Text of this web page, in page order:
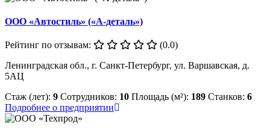
ООО «Автостиль» («А-деталь»)
Рейтинг по отзывам:
(0.0)
Ленинградская обл., г. Санкт-Петербург, ул. Варшавская, д.
5АЦ
Стаж (лет): 9 Сотрудников: 10 Площадь (м²): 189 Станков: 6
Подробнее о предприятии